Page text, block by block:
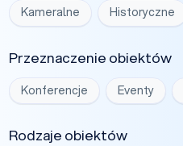
Kameralne Historyczne
Przeznaczenie obiektów
Konferencje Eventy
Rodzaje obiektów